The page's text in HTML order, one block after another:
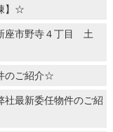
】☆
座市野寺４丁目 土
のご紹介☆
最新委任物件のご紹